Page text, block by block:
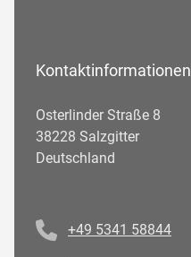
Kontaktinformationen
Osterlinder Straße 8
38228 Salzgitter
Deutschland
+49 5341 58844